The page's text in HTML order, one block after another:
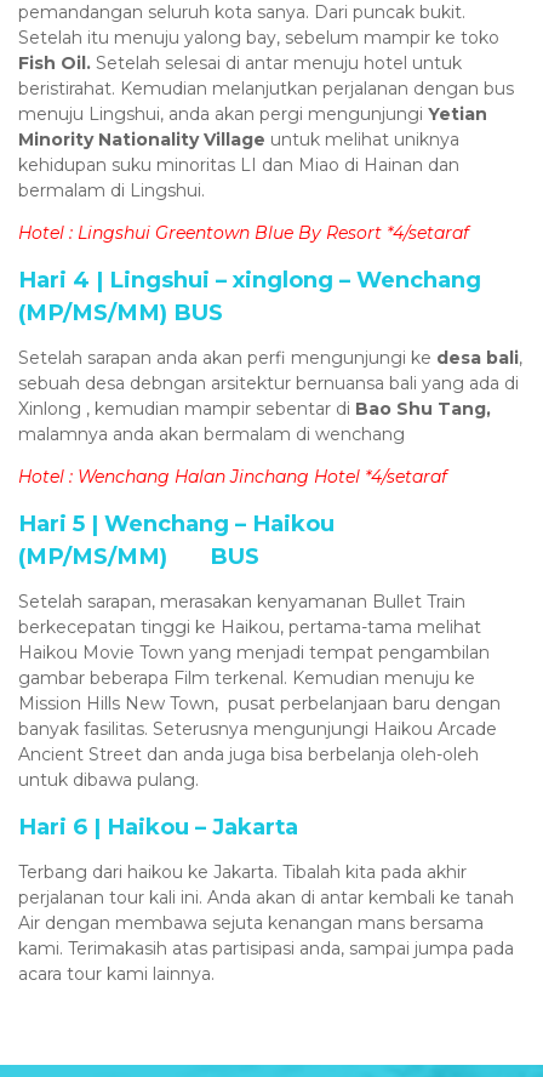
pemandangan seluruh kota sanya. Dari puncak bukit.
Setelah itu menuju yalong bay, sebelum mampir ke toko
Fish Oil. Setelah selesai di antar menuju hotel untuk
beristirahat. Kemudian melanjutkan perjalanan dengan bus
menuju Lingshui, anda akan pergi mengunjungi Yetian
Minority Nationality Village untuk melihat uniknya
kehidupan suku minoritas LI dan Miao di Hainan dan
bermalam di Lingshui.
Hotel : Lingshui Greentown Blue By Resort *4/setaraf
Hari 4 | Lingshui – xinglong – Wenchang
(MP/MS/MM) BUS
Setelah sarapan anda akan perfi mengunjungi ke desa bali,
sebuah desa debngan arsitektur bernuansa bali yang ada di
Xinlong , kemudian mampir sebentar di Bao Shu Tang,
malamnya anda akan bermalam di wenchang
Hotel : Wenchang Halan Jinchang Hotel *4/setaraf
Hari 5 | Wenchang – Haikou
(MP/MS/MM) BUS
Setelah sarapan, merasakan kenyamanan Bullet Train
berkecepatan tinggi ke Haikou, pertama-tama melihat
Haikou Movie Town yang menjadi tempat pengambilan
gambar beberapa Film terkenal. Kemudian menuju ke
Mission Hills New Town, pusat perbelanjaan baru dengan
banyak fasilitas. Seterusnya mengunjungi Haikou Arcade
Ancient Street dan anda juga bisa berbelanja oleh-oleh
untuk dibawa pulang.
Hari 6 | Haikou – Jakarta
Terbang dari haikou ke Jakarta. Tibalah kita pada akhir
perjalanan tour kali ini. Anda akan di antar kembali ke tanah
Air dengan membawa sejuta kenangan mans bersama
kami. Terimakasih atas partisipasi anda, sampai jumpa pada
acara tour kami lainnya.